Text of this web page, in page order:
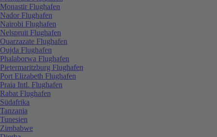
Monastir Flughafen
Nador Flughafen
Nairobi Flughafen
Nelspruit Flughafen
Ouarzazate Flughafen
Oujda Flughafen
Phalaborwa Flughafen
Pietermaritzburg Flughafen
Port Elizabeth Flughafen
Praia Intl. Flughafen
Rabat Flughafen
Südafrika
Tanzania
Tunesien
Zimbabwe